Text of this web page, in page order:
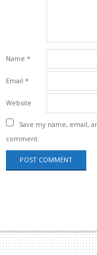
Name *
Email *
Website
Save my name, email,
comment.